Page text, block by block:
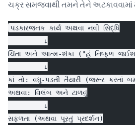
ચક્ર સમજવાથી તમને તેને અટકાવવામાં
પડકારજનક કાર્ય અથવા નવી સિદ્ધિ
         ↓
ચિંતા અને આત્મ-શંકા ("હું નિષ્ફળ
         ↓
કાં તો: વધુ-પડતી તૈયારી (જરૂર કરતાં
અથવા: વિલંબ અને ટાળવું
         ↓
સફળતા (અથવા પૂરતું પ્રદર્શન)